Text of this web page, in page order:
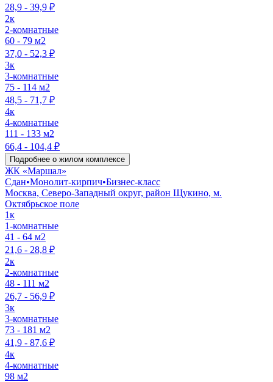
28,9 - 39,9 ₽
2к
2-комнатные
60 - 79 м2
37,0 - 52,3 ₽
3к
3-комнатные
75 - 114 м2
48,5 - 71,7 ₽
4к
4-комнатные
111 - 133 м2
66,4 - 104,4 ₽
Подробнее о жилом комплексе
ЖК «Маршал»
Сдан•Монолит-кирпич•Бизнес-класс
Москва, Северо-Западный округ, район Щукино, м.
Октябрьское поле
1к
1-комнатные
41 - 64 м2
21,6 - 28,8 ₽
2к
2-комнатные
48 - 111 м2
26,7 - 56,9 ₽
3к
3-комнатные
73 - 181 м2
41,9 - 87,6 ₽
4к
4-комнатные
98 м2